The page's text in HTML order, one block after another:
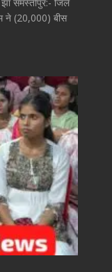
समस्तीपुर:- जिले
ने (20,000) बीस